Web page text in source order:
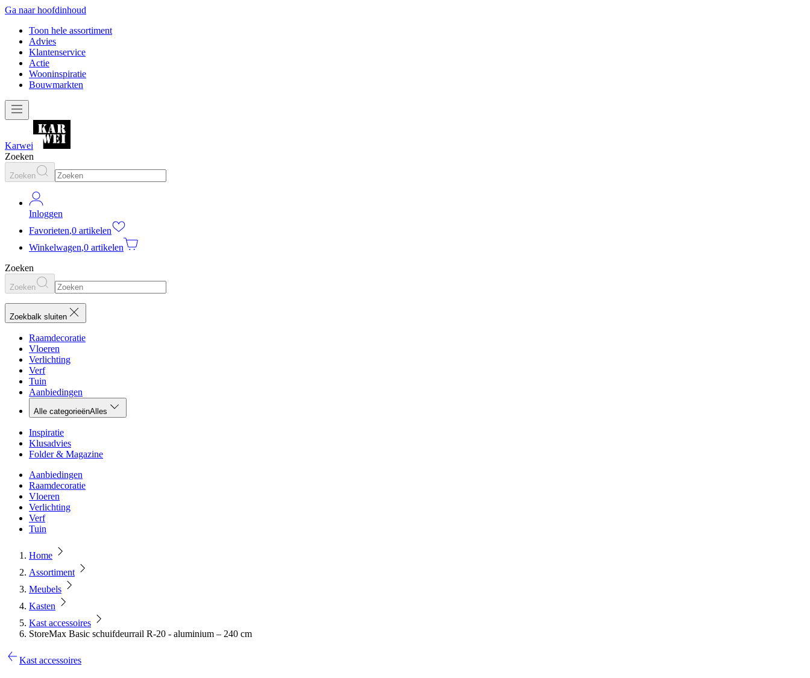
Ga naar hoofdinhoud
Toon hele assortiment
Advies
Klantenservice
Actie
Wooninspiratie
Bouwmarkten
Karwei
Zoeken
Zoeken
Inloggen
Favorieten,0 artikelen
Winkelwagen,0 artikelen
Zoeken
Zoeken
Zoekbalk sluiten
Raamdecoratie
Vloeren
Verlichting
Verf
Tuin
Aanbiedingen
Alle categorieënAlles
Inspiratie
Klusadvies
Folder & Magazine
Aanbiedingen
Raamdecoratie
Vloeren
Verlichting
Verf
Tuin
Home
Assortiment
Meubels
Kasten
Kast accessoires
StoreMax Basic schuifdeurrail R-20 - aluminium – 240 cm
Kast accessoires